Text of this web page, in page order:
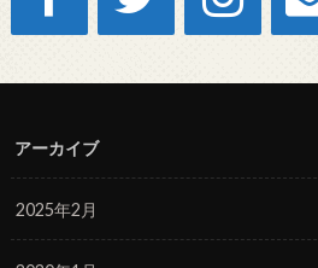
アーカイブ
2025年2月